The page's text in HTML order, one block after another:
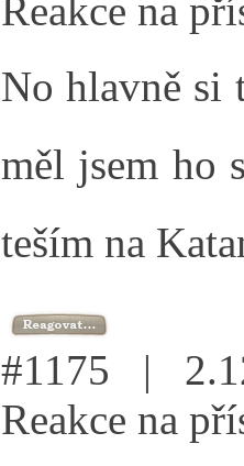
Reakce na
No hlavně si
měl jsem ho
teším na
#1175 |
Reakce na